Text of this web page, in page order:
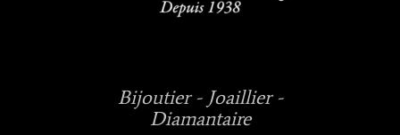
Bijoutier - Joaillier -
Diamantaire